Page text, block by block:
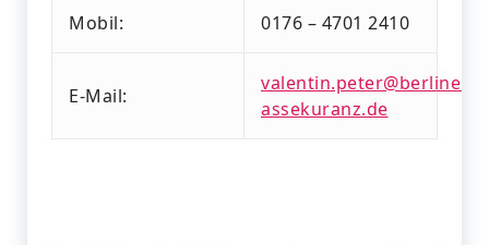
Mobil: 0176 – 4701 2410
E-Mail:
valentin.peter@berliner-
assekuranz.de